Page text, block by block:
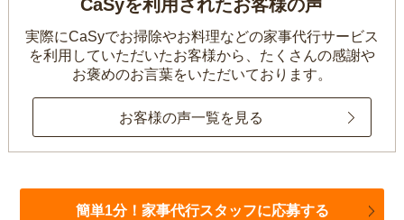
CaSyを利用されたお客様の声
実際にCaSyでお掃除やお料理などの家事代行サービス
を利用していただいたお客様から、 たくさんの感謝や
お褒めのお言葉をいただいております。
お客様の声一覧を見る
簡単1分！家事代行スタッフに応募する